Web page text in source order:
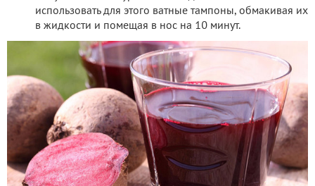
использовать для этого ватные тампоны, обмакивая их
в жидкости и помещая в нос на 10 минут.